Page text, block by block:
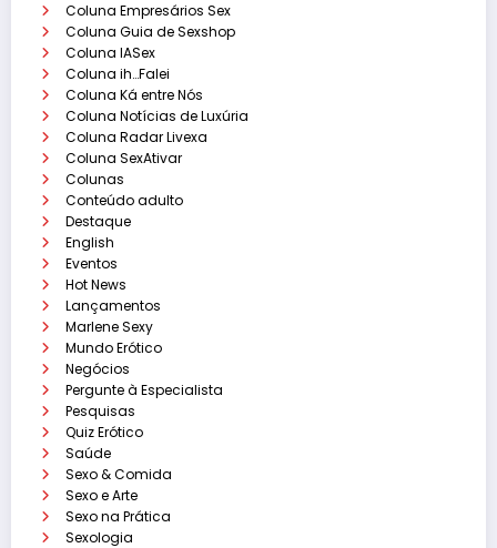
Coluna Empresários Sex
Coluna Guia de Sexshop
Coluna IASex
Coluna ih…Falei
Coluna Ká entre Nós
Coluna Notícias de Luxúria
Coluna Radar Livexa
Coluna SexAtivar
Colunas
Conteúdo adulto
Destaque
English
Eventos
Hot News
Lançamentos
Marlene Sexy
Mundo Erótico
Negócios
Pergunte à Especialista
Pesquisas
Quiz Erótico
Saúde
Sexo & Comida
Sexo e Arte
Sexo na Prática
Sexologia